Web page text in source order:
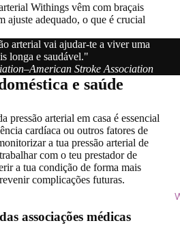
Withings vêm com braçais
ajuste adequado, o que é crucial
arterial vai ajudar-te a viver uma
longa e saudável."
Stroke Association
e saúde
pressão arterial em casa é essencial
cardíaca ou outros fatores de
a tua pressão arterial de
com o teu prestador de
a tua condição de forma mais
complicações futuras.
associações médicas